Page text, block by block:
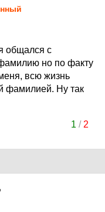
общался с
но по факту
всю жизнь
фамилией. Ну так
1 / 2